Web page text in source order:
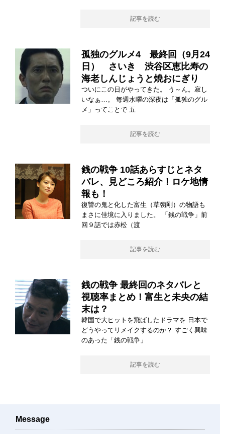
記事を読む
孤独のグルメ4 最終回（9月24
日） さいき 渋谷区恵比寿の
海老しんじょうと焼おにぎり
ついにこの日がやってきた。 う～ん。寂し
いなぁ…。 毎週水曜の深夜は「孤独のグル
メ」ってことで 五
記事を読む
銭の戦争 10話あらすじとネタ
バレ、見どころ紹介！ロケ地情
報も！
復讐の鬼と化した富生（草彅剛）の物語も
まさに佳境に入りました。 「銭の戦争」前
回９話では赤松（渡
記事を読む
銭の戦争 最終回のネタバレと
視聴率まとめ！富生と未央の結
末は？
韓国で大ヒットを飛ばしたドラマを 日本で
どうやってリメイクするのか？ すごく興味
のあった「銭の戦争」
記事を読む
Message